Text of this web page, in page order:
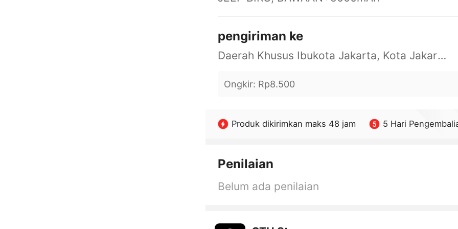
pengiriman ke
Daerah Khusus Ibukota Jakarta, Kota Jakarta Barat, Cengkareng, yy
Ongkir: Rp8.500
Produk dikirimkan maks 48 jam 5 Hari
Penilaian
Belum ada penilaian